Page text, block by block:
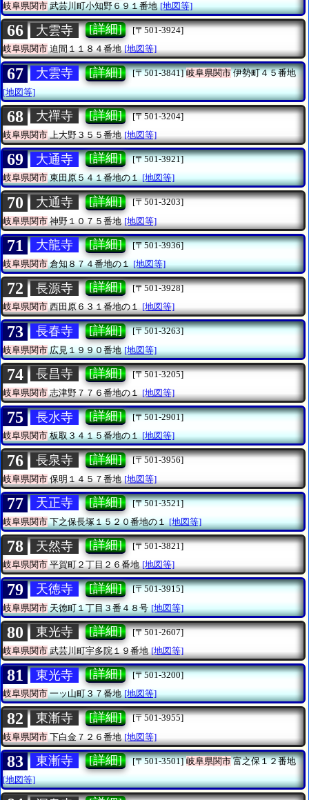
岐阜県関市武芸川町小知野６９１番地 [地図等]
66 大雲寺 [詳細]
[〒501-3924]
岐阜県関市迫間１１８４番地 [地図等]
67 大雲寺 [詳細] [〒501-3841] 岐阜県関市伊勢町４５番地
[地図等]
68 大禪寺 [詳細]
[〒501-3204]
岐阜県関市 上大野３５５番地 [地図等]
69 大通寺 [詳細]
[〒501-3921]
岐阜県関市東田原５４１番地の１ [地図等]
70 大通寺 [詳細]
[〒501-3203]
岐阜県関市 神野１０７５番地 [地図等]
71 大龍寺 [詳細]
[〒501-3936]
岐阜県関市倉知８７４番地の１ [地図等]
72 長源寺 [詳細]
[〒501-3928]
岐阜県関市西田原６３１番地の１ [地図等]
73 長春寺 [詳細]
[〒501-3263]
岐阜県関市広見１９９０番地 [地図等]
74 長昌寺 [詳細]
[〒501-3205]
岐阜県関市 志津野７７６番地の１ [地図等]
75 長水寺 [詳細]
[〒501-2901]
岐阜県関市板取３４１５番地の１ [地図等]
76 長泉寺 [詳細]
[〒501-3956]
岐阜県関市 保明１４５７番地 [地図等]
77 天正寺 [詳細]
[〒501-3521]
岐阜県関市下之保長塚１５２０番地の１ [地図等]
78 天然寺 [詳細]
[〒501-3821]
岐阜県関市平賀町２丁目２６番地 [地図等]
79 天徳寺 [詳細]
[〒501-3915]
岐阜県関市天徳町１丁目３番４８号 [地図等]
80 東光寺 [詳細]
[〒501-2607]
岐阜県関市 武芸川町宇多院１９番地 [地図等]
81 東光寺 [詳細]
[〒501-3200]
岐阜県関市一ッ山町３７番地 [地図等]
82 東漸寺 [詳細]
[〒501-3955]
岐阜県関市 下白金７２６番地 [地図等]
83 東漸寺 [詳細] [〒501-3501] 岐阜県関市富之保１２番地
[地図等]